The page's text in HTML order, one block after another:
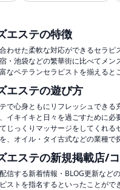
エステの特徴
わせた柔軟な対応ができるセラ
・池袋などの繁華街に比べてメ
なベテランセラピストを揃える
エステの遊び方
で心身ともにリフレッシュでき
イキイキと日々を過ごすために
じっくりマッサージをしてくれ
、オイル・タイ古式などの業種で
エステの新規掲載店/
配信する新着情報・BLOG更新な
ストを指名するといったことが